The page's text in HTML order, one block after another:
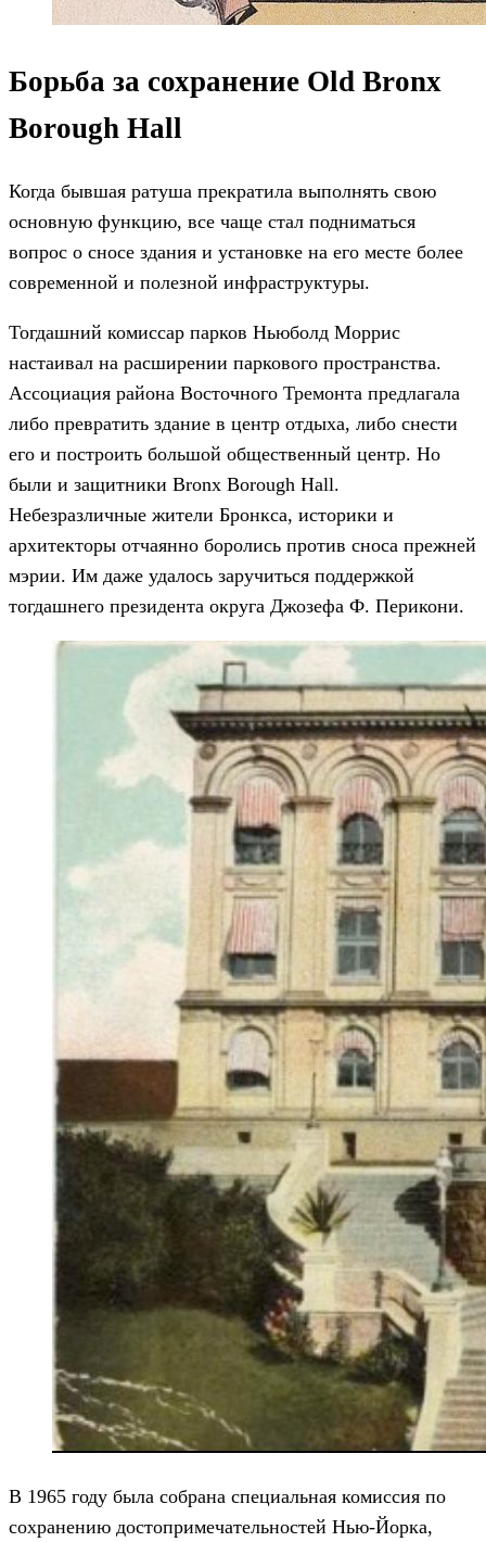
Борьба за сохранение Old Bronx
Borough Hall
Когда бывшая ратуша прекратила выполнять свою
основную функцию, все чаще стал подниматься
вопрос о сносе здания и установке на его месте более
современной и полезной инфраструктуры.
Тогдашний комиссар парков Ньюболд Моррис
настаивал на расширении паркового пространства.
Ассоциация района Восточного Тремонта предлагала
либо превратить здание в центр отдыха, либо снести
его и построить большой общественный центр. Но
были и защитники Bronx Borough Hall.
Небезразличные жители Бронкса, историки и
архитекторы отчаянно боролись против сноса прежней
мэрии. Им даже удалось заручиться поддержкой
тогдашнего президента округа Джозефа Ф. Перикони.
В 1965 году была собрана специальная комиссия по
сохранению достопримечательностей Нью-Йорка,